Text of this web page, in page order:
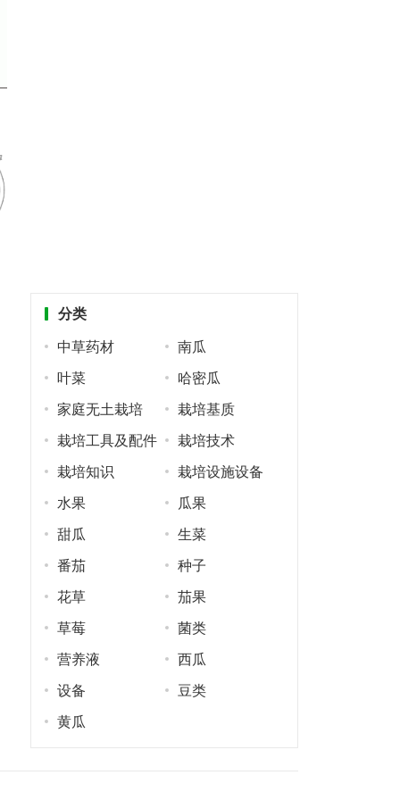
分类
中草药材 南瓜
叶菜 哈密瓜
家庭无土栽培 栽培基质
栽培工具及配件 栽培技术
栽培知识 栽培设施设备
水果 瓜果
甜瓜 生菜
番茄 种子
花草 茄果
草莓 菌类
营养液 西瓜
设备 豆类
黄瓜